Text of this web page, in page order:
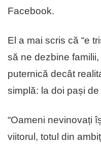
Facebook.
El a mai scris că “e
să ne dezbine
puternică decât
simplă: la doi pași de
“Oameni nevinovați
viitorul, totul din